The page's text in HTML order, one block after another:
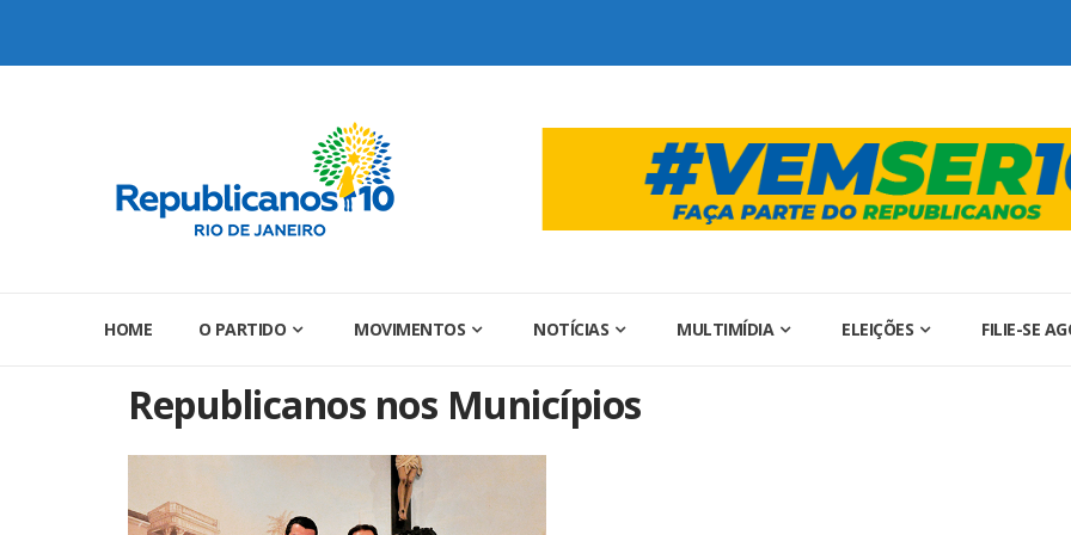
HOME O PARTIDO MOVIMENTOS NOTÍCIAS MULTIMÍDIA ELEIÇÕES FILIE-SE
Republicanos nos Municípios